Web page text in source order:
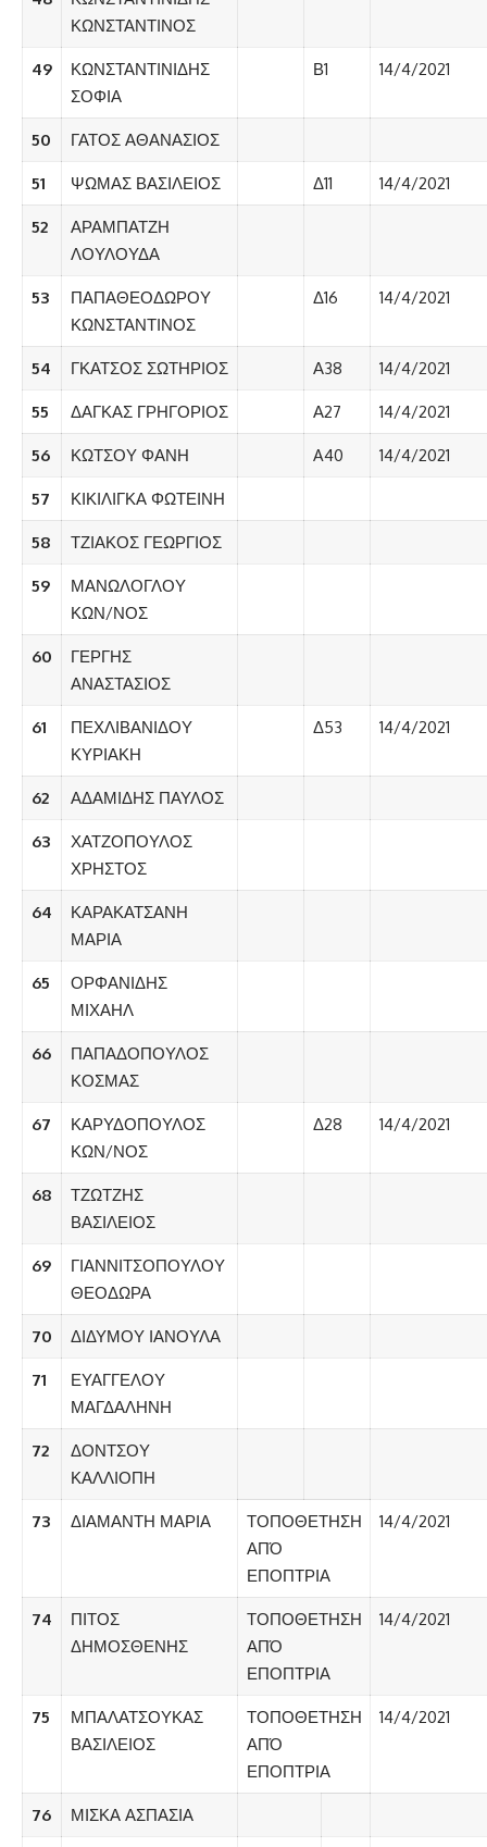
ΚΩΝΣΤΑΝΤΙΝΟΣ
49
ΚΩΝΣΤΑΝΤΙΝΙΔΗΣ
ΣΟΦΙΑ
Β1 14/4/2021
50 ΓΑΤΟΣ ΑΘΑΝΑΣΙΟΣ
51 ΨΩΜΑΣ ΒΑΣΙΛΕΙΟΣ Δ11 14/4/2021
52
ΑΡΑΜΠΑΤΖΗ
ΛΟΥΛΟΥΔΑ
53
ΠΑΠΑΘΕΟΔΩΡΟΥ
ΚΩΝΣΤΑΝΤΙΝΟΣ
Δ16 14/4/2021
54 ΓΚΑΤΣΟΣ ΣΩΤΗΡΙΟΣ Α38 14/4/2021
55 ΔΑΓΚΑΣ ΓΡΗΓΟΡΙΟΣ Α27 14/4/2021
56 ΚΩΤΣΟΥ ΦΑΝΗ A40 14/4/2021
57 ΚΙΚΙΛΙΓΚΑ ΦΩΤΕΙΝΗ
58 ΤΖΙΑΚΟΣ ΓΕΩΡΓΙΟΣ
59
ΜΑΝΩΛΟΓΛΟΥ
ΚΩΝ/ΝΟΣ
60
ΓΕΡΓΗΣ
ΑΝΑΣΤΑΣΙΟΣ
61
ΠΕΧΛΙΒΑΝΙΔΟΥ
ΚΥΡΙΑΚΗ
Δ53 14/4/2021
62 ΑΔΑΜΙΔΗΣ ΠΑΥΛΟΣ
63
ΧΑΤΖΟΠΟΥΛΟΣ
ΧΡΗΣΤΟΣ
64
ΚΑΡΑΚΑΤΣΑΝΗ
ΜΑΡΙΑ
65
ΟΡΦΑΝΙΔΗΣ
ΜΙΧΑΗΛ
66
ΠΑΠΑΔΟΠΟΥΛΟΣ
ΚΟΣΜΑΣ
67
ΚΑΡΥΔΟΠΟΥΛΟΣ
ΚΩΝ/ΝΟΣ
Δ28 14/4/2021
68
ΤΖΩΤΖΗΣ
ΒΑΣΙΛΕΙΟΣ
69
ΓΙΑΝΝΙΤΣΟΠΟΥΛΟΥ
ΘΕΟΔΩΡΑ
70 ΔΙΔΥΜΟΥ ΙΑΝΟΥΛΑ
71
ΕΥΑΓΓΕΛΟΥ
ΜΑΓΔΑΛΗΝΗ
72
ΔΟΝΤΣΟΥ
ΚΑΛΛΙΟΠΗ
73 ΔΙΑΜΑΝΤΗ ΜΑΡΙΑ
ΤΟΠΟΘΕΤΗΣΗ
ΑΠΌ
ΕΠΟΠΤΡΙΑ
14/4/2021
74
ΠΙΤΟΣ
ΔΗΜΟΣΘΕΝΗΣ
ΤΟΠΟΘΕΤΗΣΗ
ΑΠΌ
ΕΠΟΠΤΡΙΑ
14/4/2021
75
ΜΠΑΛΑΤΣΟΥΚΑΣ
ΒΑΣΙΛΕΙΟΣ
ΤΟΠΟΘΕΤΗΣΗ
ΑΠΌ
ΕΠΟΠΤΡΙΑ
14/4/2021
76 ΜΙΣΚΑ ΑΣΠΑΣΙΑ